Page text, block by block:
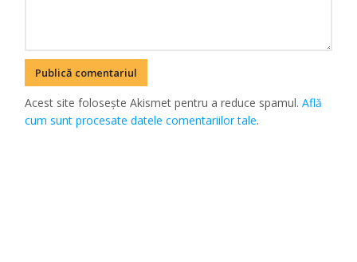
Acest site folosește Akismet pentru a reduce spamul.Află
cum sunt procesate datele comentariilor tale.